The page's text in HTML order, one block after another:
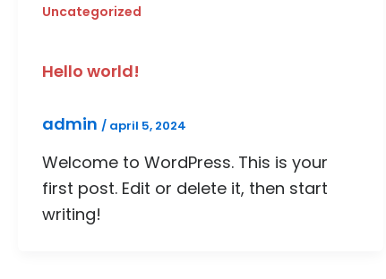
Uncategorized
Hello world!
admin / april 5, 2024
Welcome to WordPress. This is your
first post. Edit or delete it, then start
writing!